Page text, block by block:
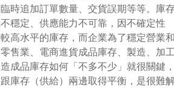
時追加訂單數量、交貨誤期等等。庫
穩定、供應能力不可靠，因不確定性
高水平的庫存，而企業為了穩定營業
售業、電商進貨成品庫存、製造、加
成品庫存如何「不多不少」就很關鍵
庫存（供給）兩邊取得平衡，是很難